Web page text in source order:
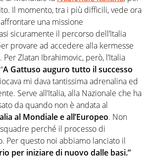
Il momento, tra i più difficili, vede ora
una missione
sicuramente il percorso dell’Italia
provare ad accedere alla kermesse
Zlatan Ibrahimovic, però, l’Italia
A Gattuso auguro tutto il successo
mi dava tantissima adrenalina ed
Serve all’Italia, alla Nazionale che ha
da quando non è andata al
al Mondiale e all’Europeo. Non
perché il processo di
Per questo noi abbiamo lanciato il
per iniziare di nuovo dalle basi.”